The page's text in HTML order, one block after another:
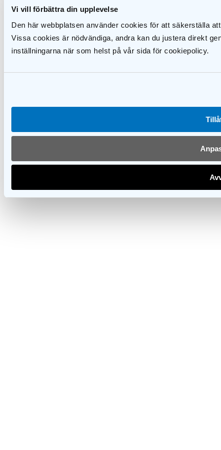
Vi vill förbättra din upplevelse
Den här webbplatsen använder cookies för att säkerställa
Vissa cookies är nödvändiga, andra kan du justera direkt
inställningarna när som helst på vår sida för cookiepolicy.
solskyddsbranschen. Förbundet ställer höga krav på
såväl de företag som redan är anslutna, och på de
företag som ansöker om medlemskap. Därför kan
kunder och beställare i sin tur ha höga krav på våra
Extranät